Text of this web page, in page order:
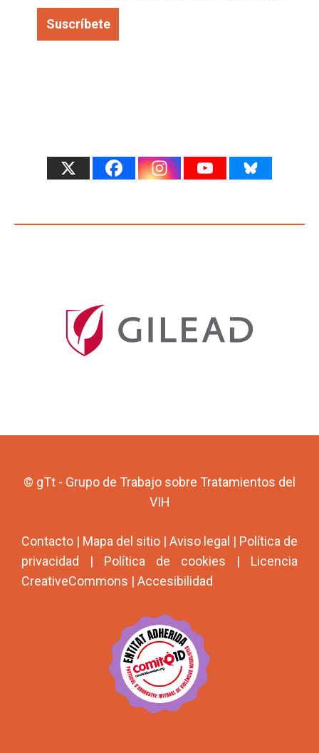
© gTt - Grupo de Trabajo sobre Tratamientos del
VIH
Contacto | Mapa del sitio | Aviso legal | Política de
privacidad | Política de cookies | Licencia
CreativeCommons | Accesibilidad